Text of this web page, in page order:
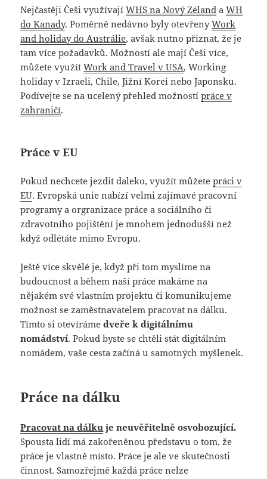
Nejčastěji Češi využívajíWHS na Nový Zéland aWH
do Kanady. Poměrně nedávno byly otevřenyWork
and holiday do Austrálie, avšak nutno přiznat, že je
tam více požadavků. Možností ale mají Češi více,
můžete využítWork and Travel v USA, Working
holiday v Izraeli, Chile, Jižní Korei nebo Japonsku.
Podívejte se na ucelený přehled možnostípráce v
zahraničí.
Práce v EU
Pokud nechcete jezdit daleko, využít můžetepráci v
EU. Evropská unie nabízí velmi zajímavé pracovní
programy a orgranizace práce a sociálního či
zdravotního pojištění je mnohem jednodušší než
když odlétáte mimo Evropu.
Ještě více skvělé je, když při tom myslíme na
budoucnost a během naší práce makáme na
nějakém své vlastním projektu či komunikujeme
možnost se zaměstnavatelem pracovat na dálku.
Tímto si otevírámedveře k digitálnímu
nomádství. Pokud byste se chtěli stát digitálním
nomádem, vaše cesta začíná u samotných myšlenek.
Práce na dálku
Pracovat na dálku je neuvěřitelně osvobozující.
Spousta lidí má zakořeněnou představu o tom, že
práce je vlastně místo. Práce je ale ve skutečnosti
činnost. Samozřejmě každá práce nelze